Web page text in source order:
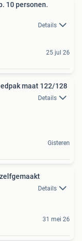
10 personen.
Details
25 jul 26
maat 122/128
Details
Gisteren
Details
31 mei 26